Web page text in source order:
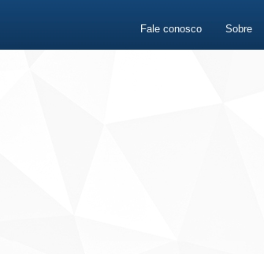
Fale conosco Sobre